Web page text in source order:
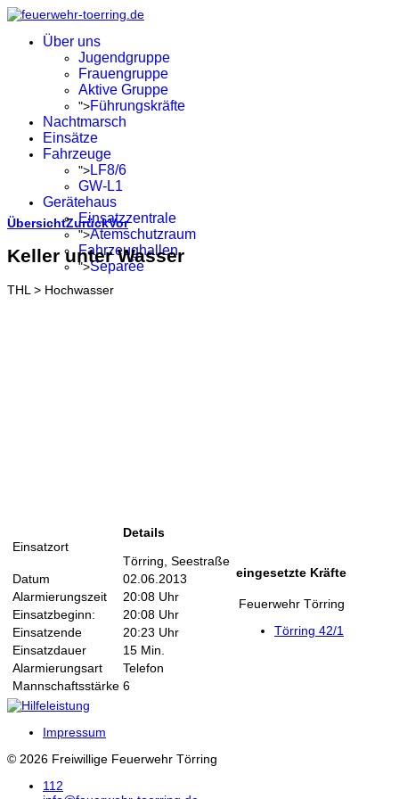
Über uns
Jugendgruppe
Frauengruppe
Aktive Gruppe
">Führungskräfte
Nachtmarsch
Einsätze
Fahrzeuge
">LF8/6
GW-L1
Gerätehaus
Einsatzzentrale
">Atemschutzraum
Fahrzeughallen
">Separée
ÜbersichtZurückVor
Keller unter Wasser
THL > Hochwasser
Einsatzort
Details
Törring, Seestraße
Datum
02.06.2013
Alarmierungszeit
20:08 Uhr
Einsatzbeginn:
20:08 Uhr
Einsatzende
20:23 Uhr
Einsatzdauer
15 Min.
Alarmierungsart
Telefon
Mannschaftsstärke 6
eingesetzte Kräfte
Feuerwehr Törring
Törring 42/1
Impressum
© 2026 Freiwillige Feuerwehr Törring
112